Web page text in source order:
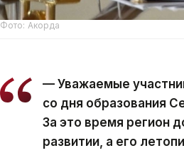
Фото: Акорда
— Уважаемые
со дня образования
За это время регион
развитии, а его